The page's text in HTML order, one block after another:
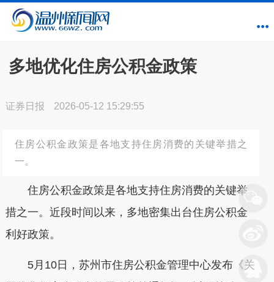
多地优化住房公积金政策
证券日报 2026-05-12 15:29:55
住房公积金政策是各地支持住房消费的关键举措之
一。
住房公积金政策是各地支持住房消费的关键举
措之一。近段时间以来，多地密集出台住房公积金
利好政策。
5月10日，苏州市住房公积金管理中心发布《关